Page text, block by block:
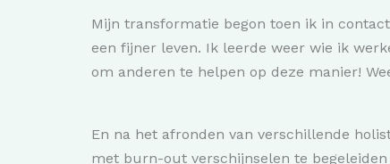
Mijn transformatie begon toen ik in
een fijner leven. Ik leerde weer wie ik
om anderen te helpen op deze manier!
En na het afronden van verschillende
met burn-out verschijnselen te